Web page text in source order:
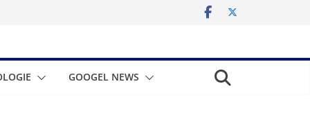
GOOGEL NEWS